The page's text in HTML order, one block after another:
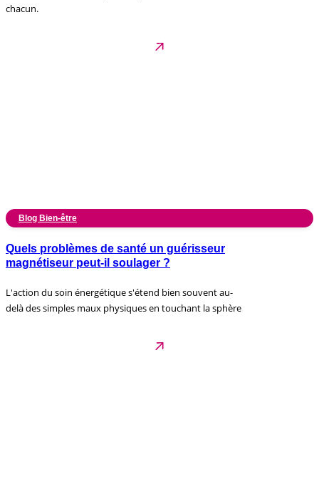
chacun.
Blog Bien-être
Quels problèmes de santé un guérisseur
magnétiseur peut-il soulager ?
L'action du soin énergétique s'étend bien souvent au-
delà des simples maux physiques en touchant la sphère